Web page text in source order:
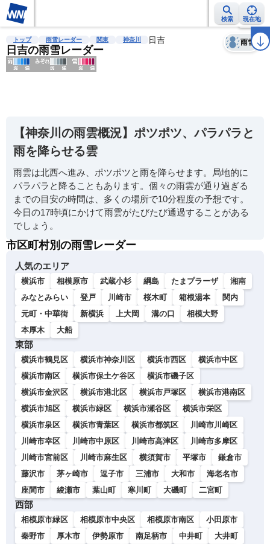
検索 現在地
雨雲レーダー 台風情報 地震情報 警報・注意報 2週間天気 ラ
トップ 雨雪レーダー 関東 神奈川 日吉
日吉の雨雪レーダー
雨雪
天気 台風
【神奈川の雨雲概況】ポツポツ、パラパラと
雨を降らせる雲
雨雲は北西へ進み、ポツポツと雨を降らせます。局地的に
パラパラと降ることもあります。個々の雨雲が通り過ぎる
までの目安の時間は、多くの場所で10分程度の予想です。
今日の17時頃にかけて雨雲がたびたび通過することがある
でしょう。
市区町村別の雨雪レーダー
人気のエリア
横浜市 相模原市 武蔵小杉 綱島 たまプラーザ
湘南
みなとみらい
登戸 川崎市 桜木町 箱根湯本
関内
元町・中華街
新横浜 上大岡 溝の口
相模大野
本厚木
大船
東部
横浜市鶴見区 横浜市神奈川区 横浜市西区
横浜市中区
横浜市南区
横浜市保土ケ谷区
横浜市磯子区
横浜市金沢区
横浜市港北区 横浜市戸塚区
横浜市港南区
横浜市旭区
横浜市緑区 横浜市瀬谷区
横浜市栄区
横浜市泉区
横浜市青葉区 横浜市都筑区
川崎市川崎区
川崎市幸区
川崎市中原区 川崎市高津区
川崎市多摩区
川崎市宮前区
川崎市麻生区 横須賀市 平塚市
鎌倉市
藤沢市
茅ヶ崎市 逗子市 三浦市 大和市
海老名市
座間市
綾瀬市 葉山町 寒川町 大磯町 二宮町
西部
相模原市緑区 相模原市中央区 相模原市南区
小田原市
秦野市
厚木市 伊勢原市 南足柄市 中井町
大井町